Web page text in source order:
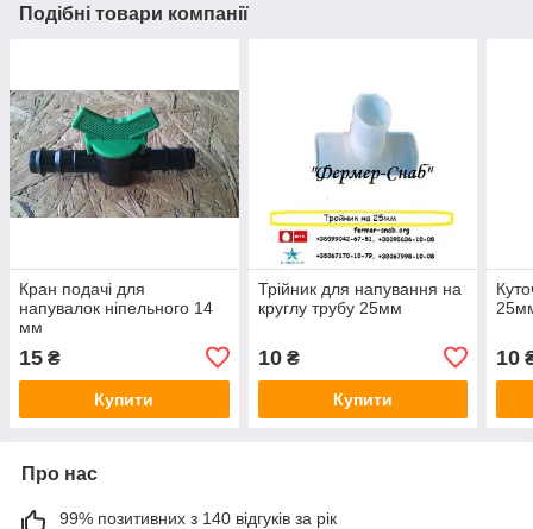
Подібні товари компанії
Кран подачі для
напувалок ніпельного 14
мм
15 ₴
Купити
Трійник для напування на
круглу трубу 25мм
10₴
Купити
10
Про нас
99% позитивних з 140 відгуків за рік